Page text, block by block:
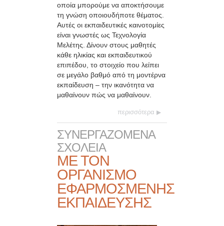
οποία μπορούμε να αποκτήσουμε
τη γνώση οποιουδήποτε θέματος.
Αυτές οι εκπαιδευτικές καινοτομίες
είναι γνωστές ως Τεχνολογία
Μελέτης. Δίνουν στους μαθητές
κάθε ηλικίας και εκπαιδευτικού
επιπέδου, το στοιχείο που λείπει
σε μεγάλο βαθμό από τη μοντέρνα
εκπαίδευση – την ικανότητα να
μαθαίνουν πώς να μαθαίνουν.
περισσότερα
ΣΥΝΕΡΓΑΖΟΜΕΝΑ
ΣΧΟΛΕΙΑ
ΜΕ ΤΟΝ
ΟΡΓΑΝΙΣΜΟ
ΕΦΑΡΜΟΣΜΕΝΗΣ
ΕΚΠΑΙΔΕΥΣΗΣ